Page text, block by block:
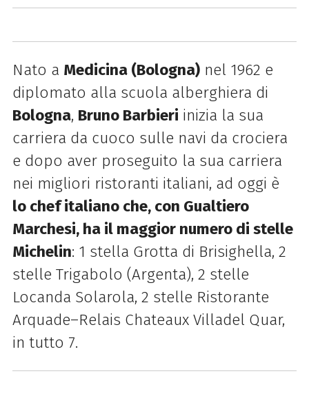
Nato a Medicina (Bologna)nel 1962 e
diplomato alla scuola alberghiera di
Bologna, Bruno Barbieri inizia la sua
carriera da cuoco sulle navi da crociera
e dopo aver proseguito la sua carriera
nei migliori ristoranti italiani, ad oggi è
lo chef italiano che, con Gualtiero
Marchesi, ha il maggior numero di stelle
Michelin: 1 stella Grotta di Brisighella, 2
stelle Trigabolo (Argenta), 2 stelle
Locanda Solarola, 2 stelle Ristorante
Arquade–Relais Chateaux Villadel Quar,
in tutto 7.